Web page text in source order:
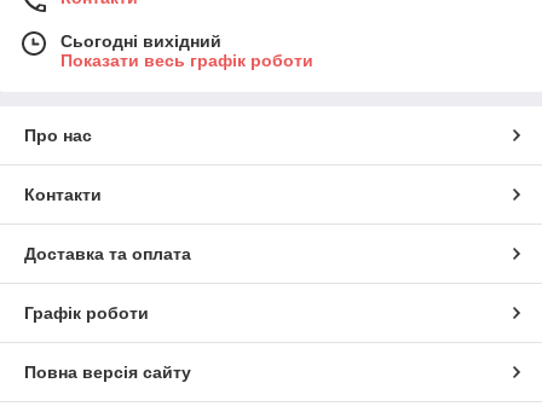
Сьогодні вихідний
Показати весь графік роботи
Про нас
Контакти
Доставка та оплата
Графік роботи
Повна версія сайту